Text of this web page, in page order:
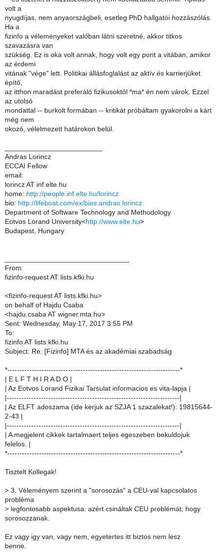
volt a
nyugdíjas, nem anyaországbeli, esetleg PhD hallgatói hozzászólás.
Ha a
fizinfo a véleményeket valóban látni szeretné, akkor titkos
szavazásra van
szükség. Ez is oka volt annak, hogy volt egy pont a vitában, amikor
az érdemi
vitának "vége" lett. Politikai állásfoglalást az aktív és karrierjüket
építő,
az itthon maradást preferáló fizikusoktól *ma* én nem várok. Ezzel
az utolsó
mondattal -- burkolt formában -- kritikát próbáltam gyakorolni a kárt
még nem
okozó, vélelmezett határokon belül.
Andras Lorincz
ECCAI Fellow
email:
lorincz AT inf.elte.hu
home: http://people.inf.elte.hu/lorincz
bio: http://lifeboat.com/ex/bios.andras.lorincz
Department of Software Technology and Methodology
Eotvos Lorand University<http://www.elte.hu>
Budapest, Hungary
From:
fizinfo-request AT lists.kfki.hu
<fizinfo-request AT lists.kfki.hu>
on behalf of Hajdu Csaba
<hajdu.csaba AT wigner.mta.hu>
Sent: Wednesday, May 17, 2017 3:55 PM
To:
fizinfo AT lists.kfki.hu
Subject: Re: [Fizinfo] MTA és az akadémiai szabadság
*-----------------------------------------------------------------------*
| E L F T H I R A D O |
| Az Eotvos Lorand Fizikai Tarsulat informacios es vita-lapja |
|-----------------------------------------------------------------------|
| Az ELFT adoszama (ide kerjuk az SZJA 1 szazalekat!): 19815644-
2-43 |
|-----------------------------------------------------------------------|
| A megjelent cikkek tartalmaert teljes egeszeben bekuldojuk
felelos. |
*-----------------------------------------------------------------------*
Tisztelt Kollegak!
> 3. Véleményem szerint a "sorosozás" a CEU-val kapcsolatos
probléma
> legfontosabb aspektusa: azért csináltak CEU problémát, hogy
sorosozzanak.
Ez vagy igy van, vagy nem, egyetertes itt biztos nem lesz
benne.